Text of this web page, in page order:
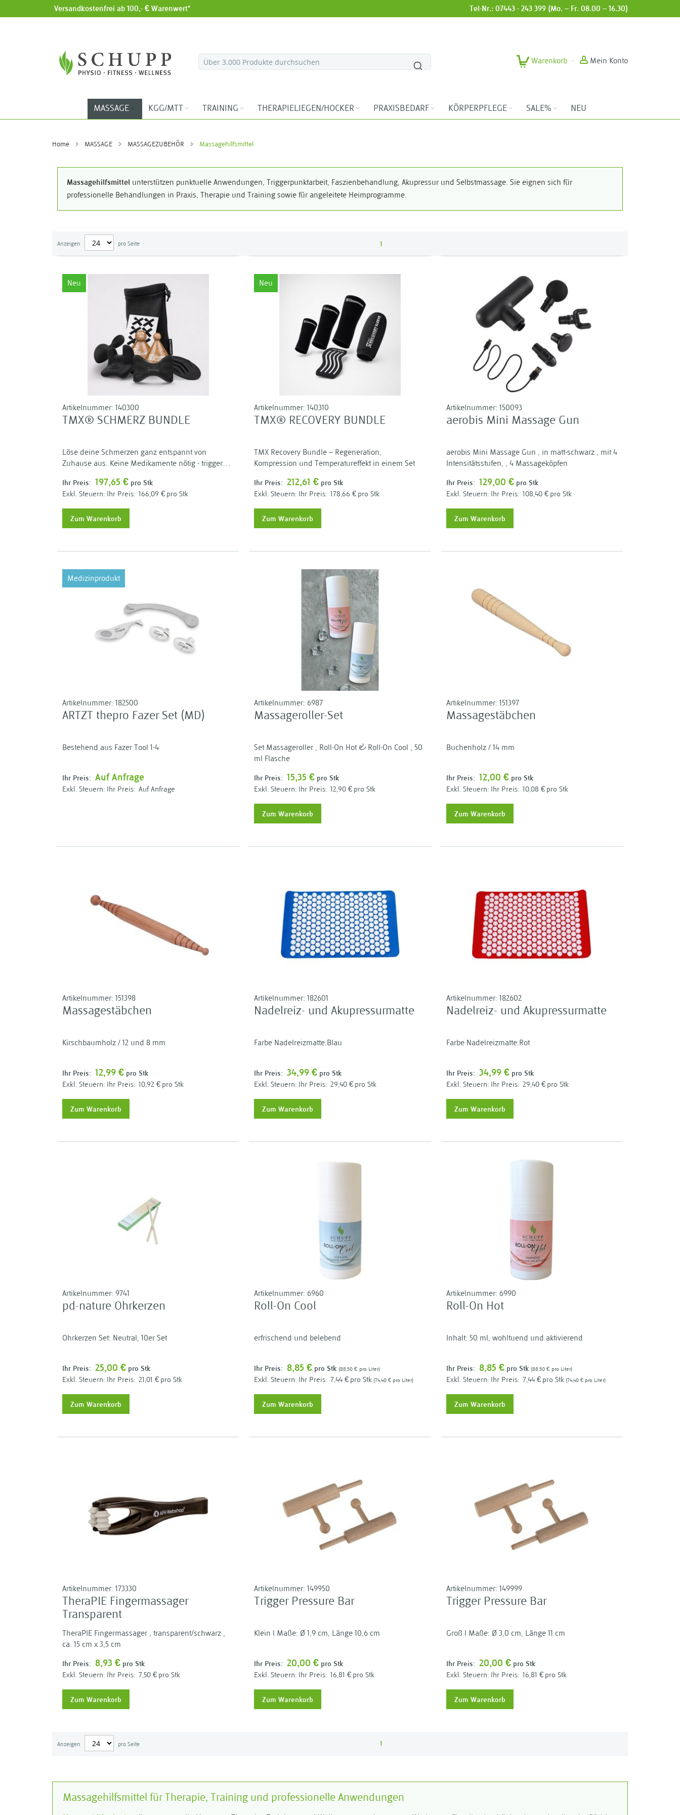
Direkt zum Inhalt
Versandkostenfrei ab 100,- € Warenwert* Tel-Nr.: 07443 - 243 399 (Mo. – Fr. 08.00 – 16.30)
Mein Konto
Warenkorb
MASSAGE KGG/MTT TRAINING THERAPIELIEGEN/HOCKER PRAXISBEDARF KÖRPERPFLEGE SALE% NEU
Home MASSAGE MASSAGEZUBEHÖR Massagehilfsmittel
Massagehilfsmittel unterstützen punktuelle Anwendungen, Triggerpunktarbeit, Faszienbehandlung, Akupressur und Selbstmassage. Sie eignen sich für
professionelle Behandlungen in Praxis, Therapie und Training sowie für angeleitete Heimprogramme.
Anzeigen pro Seite 1
Neu
Artikelnummer: 140300
TMX® SCHMERZ BUNDLE
Löse deine Schmerzen ganz entspannt von
Zuhause aus. Keine Medikamente nötig - trigger
Ihr Preis: 197,65 € pro Stk
Ihr Preis: 166,09 € pro Stk
Zum Warenkorb
Neu
Artikelnummer: 140310
TMX® RECOVERY BUNDLE
TMX Recovery Bundle – Regeneration,
Kompression und Temperatureffekt in einem Set
Ihr Preis: 212,61 € pro Stk
Ihr Preis: 178,66 € pro Stk
Zum Warenkorb
Artikelnummer: 150093
aerobis Mini Massage Gun
aerobis Mini Massage Gun , in matt-schwarz , mit 4
Intensitätsstufen, , 4 Massageköpfen
Ihr Preis: 129,00 € pro Stk
Ihr Preis: 108,40 € pro Stk
Zum Warenkorb
Medizinprodukt
Artikelnummer: 182500
ARTZT thepro Fazer Set (MD)
Bestehend aus Fazer Tool 1-4
Ihr Preis: Auf Anfrage
Ihr Preis: Auf Anfrage
Artikelnummer: 6987
Massageroller-Set
Set Massageroller , Roll-On Hot & Roll-On Cool , 50
ml Flasche
Ihr Preis: 15,35 € pro Stk
Ihr Preis: 12,90 € pro Stk
Zum Warenkorb
Artikelnummer: 151397
Massagestäbchen
Buchenholz / 14 mm
Ihr Preis: 12,00 € pro Stk
Ihr Preis: 10,08 € pro Stk
Zum Warenkorb
Artikelnummer: 151398
Massagestäbchen
Kirschbaumholz / 12 und 8 mm
Ihr Preis: 12,99 € pro Stk
Ihr Preis: 10,92 € pro Stk
Zum Warenkorb
Artikelnummer: 182601
Nadelreiz- und Akupressurmatte
Farbe Nadelreizmatte:Blau
Ihr Preis: 34,99 € pro Stk
Ihr Preis: 29,40 € pro Stk
Zum Warenkorb
Artikelnummer: 182602
Nadelreiz- und Akupressurmatte
Farbe Nadelreizmatte:Rot
Ihr Preis: 34,99 € pro Stk
Ihr Preis: 29,40 € pro Stk
Zum Warenkorb
Artikelnummer: 9741
pd-nature Ohrkerzen
Ohrkerzen Set: Neutral, 10er Set
Ihr Preis: 25,00 € pro Stk
Ihr Preis: 21,01 € pro Stk
Zum Warenkorb
Artikelnummer: 6960
Roll-On Cool
erfrischend und belebend
Ihr Preis: 8,85 € pro Stk 88,50 € pro Liter
Ihr Preis: 7,44 € pro Stk 74,40 € pro Liter
Zum Warenkorb
Artikelnummer: 6990
Roll-On Hot
Inhalt: 50 ml, wohltuend und aktivierend
Ihr Preis: 8,85 € pro Stk 88,50 € pro Liter
Ihr Preis: 7,44 € pro Stk 74,40 € pro Liter
Zum Warenkorb
Artikelnummer: 173330
TheraPIE Fingermassager
Transparent
TheraPIE Fingermassager , transparent/schwarz ,
ca. 15 cm x 3,5 cm
Ihr Preis: 8,93 € pro Stk
Ihr Preis: 7,50 € pro Stk
Zum Warenkorb
Artikelnummer: 149950
Trigger Pressure Bar
Klein l Maße: Ø 1,9 cm, Länge 10,6 cm
Ihr Preis: 20,00 € pro Stk
Ihr Preis: 16,81 € pro Stk
Zum Warenkorb
Artikelnummer: 149999
Trigger Pressure Bar
Groß l Maße: Ø 3,0 cm, Länge 11 cm
Ihr Preis: 20,00 € pro Stk
Ihr Preis: 16,81 € pro Stk
Zum Warenkorb
Anzeigen pro Seite 1
Massagehilfsmittel für Therapie, Training und professionelle Anwendungen